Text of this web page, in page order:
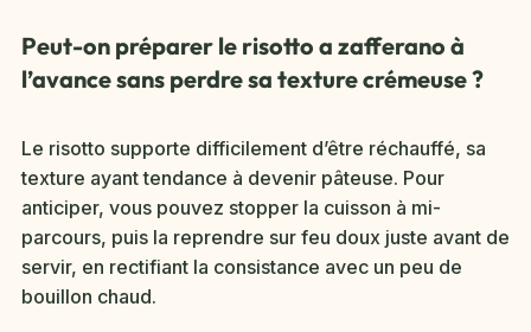
Peut-on préparer le risotto a zafferano à
l’avance sans perdre sa texture crémeuse ?
Le risotto supporte difficilement d’être réchauffé, sa
texture ayant tendance à devenir pâteuse. Pour
anticiper, vous pouvez stopper la cuisson à mi-
parcours, puis la reprendre sur feu doux juste avant de
servir, en rectifiant la consistance avec un peu de
bouillon chaud.